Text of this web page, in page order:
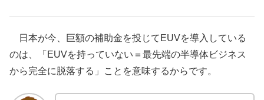
日本が今、巨額の補助金を投じてEUVを導入している
のは、「EUVを持っていない＝最先端の半導体ビジネス
から完全に脱落する」ことを意味するからです。